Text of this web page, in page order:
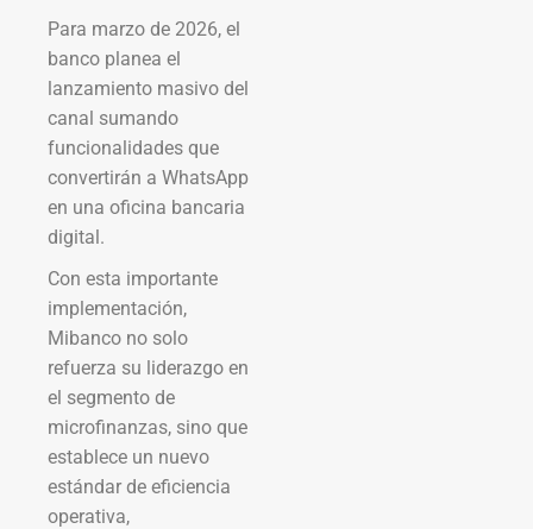
Para marzo de 2026, el
banco planea el
lanzamiento masivo del
canal sumando
funcionalidades que
convertirán a WhatsApp
en una oficina bancaria
digital.
Con esta importante
implementación,
Mibanco no solo
refuerza su liderazgo en
el segmento de
microfinanzas, sino que
establece un nuevo
estándar de eficiencia
operativa,